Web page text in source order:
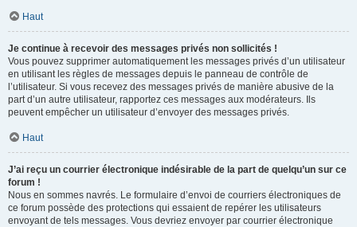
Haut
Je continue à recevoir des messages privés non sollicités !
Vous pouvez supprimer automatiquement les messages privés d’un utilisateur
en utilisant les règles de messages depuis le panneau de contrôle de
l’utilisateur. Si vous recevez des messages privés de manière abusive de la
part d’un autre utilisateur, rapportez ces messages aux modérateurs. Ils
peuvent empêcher un utilisateur d’envoyer des messages privés.
Haut
J’ai reçu un courrier électronique indésirable de la part de quelqu’un sur ce
forum !
Nous en sommes navrés. Le formulaire d’envoi de courriers électroniques de
ce forum possède des protections qui essaient de repérer les utilisateurs
envoyant de tels messages. Vous devriez envoyer par courrier électronique